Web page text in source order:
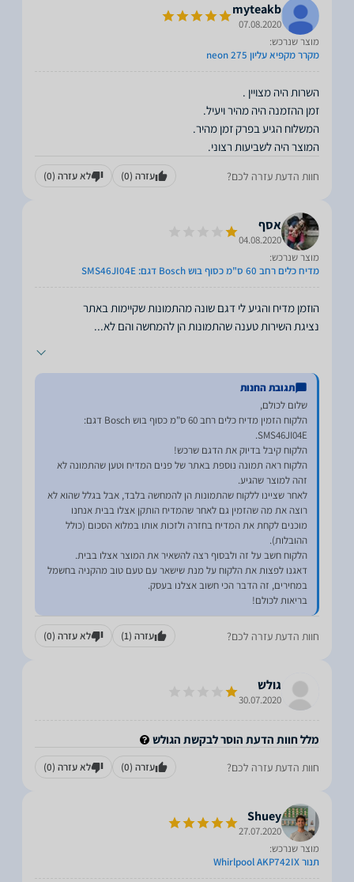
myteakb
07.08.2020
מוצר שנרכש:
מקרר מקפיא עליון 275 neon
המוצר היה לשביעות רצוני.
חוות הדעת עזרה לכם? עזרה (0) לא עזרה (0)
אסף
04.08.2020
מוצר שנרכש:
מדיח כלים רחב 60 ס"מ כסוף בוש Bosch דגם: SMS46JI04E
נציגת השירות טענה שהתמונות הן להמחשה והם לא...
תגובת החנות
הלקוח הזמין מדיח כלים רחב 60 ס"מ כסוף בוש Bosch דגם:
הלקוח ראה תמונה נוספת באתר של פנים המדיח וטען שהתמונה לא
לאחר שציינו ללקוח שהתמונות הן להמחשה בלבד, אבל בגלל שהוא לא
רוצה את מה שהזמין גם לאחר שהמדיח הותקן אצלו בבית אנחנו
מוכנים לקחת את המדיח בחזרה ולזכות אותו במלוא הסכום (כולל
דאגנו לפצות את הלקוח על מנת שישאר עם טעם טוב מהקניה בחשמל
בריאות לכולם!
חוות הדעת עזרה לכם? עזרה (1) לא עזרה (0)
גולש
30.07.2020
מלל חוות הדעת הוסר לבקשת הגולש
חוות הדעת עזרה לכם? עזרה (0) לא עזרה (0)
Shuey
27.07.2020
מוצר שנרכש:
תנור Whirlpool AKP742IX